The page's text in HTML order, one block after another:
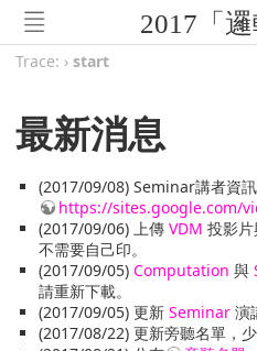
Trace: › start
最新消息
(2017/09/08) Seminar講者資訊
https://sites.google.com/
(2017/09/06) 上傳 VDM 投影
不需要自己印。
(2017/09/05) Computation 與
請重新下載。
(2017/09/05) 更新 Seminar 演
(2017/08/22) 更新旁聽名單，少